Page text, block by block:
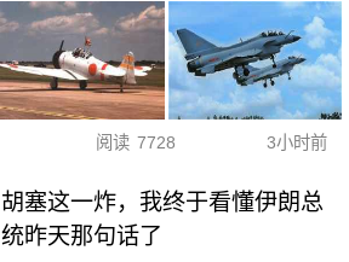
阅读 7728 3小时前
胡塞这一炸，我终于看懂伊朗总
统昨天那句话了